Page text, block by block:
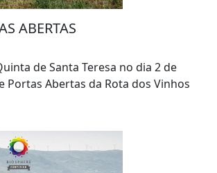
ABERTAS
de Santa Teresa no dia 2 de
Portas Abertas da Rota dos Vinhos